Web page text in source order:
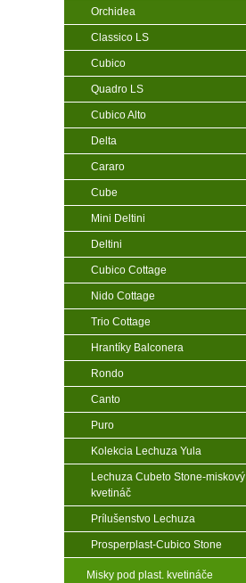
Orchidea
Classico LS
Cubico
Quadro LS
Cubico Alto
Delta
Cararo
Cube
Mini Deltini
Deltini
Cubico Cottage
Nido Cottage
Trio Cottage
Hrantíky Balconera
Rondo
Canto
Puro
Kolekcia Lechuza Yula
Lechuza Cubeto Stone-miskový
kvetináč
Prílušenstvo Lechuza
Prosperplast-Cubico Stone
Misky pod plast. kvetináče